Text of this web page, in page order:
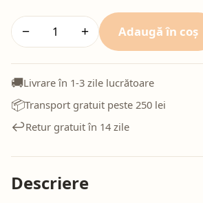
− + Adaugă în coș
🚚Livrare în 1-3 zile lucrătoare
📦Transport gratuit peste 250 lei
↩️Retur gratuit în 14 zile
Descriere